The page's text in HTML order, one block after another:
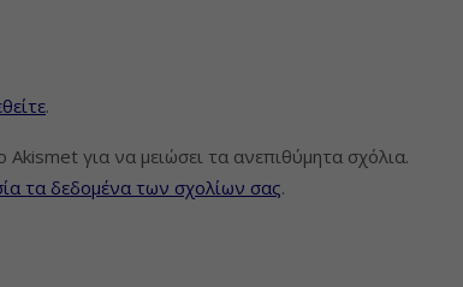
.
για να μειώσει τα ανεπιθύμητα σχόλια.
τα δεδομένα των σχολίων σας.